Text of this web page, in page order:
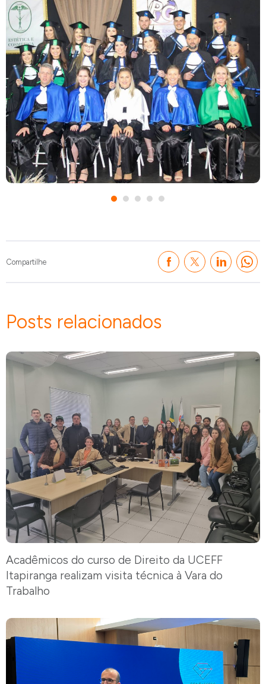
Compartilhe
Posts relacionados
Acadêmicos do curso de Direito da UCEFF
Itapiranga realizam visita técnica à Vara do
Trabalho